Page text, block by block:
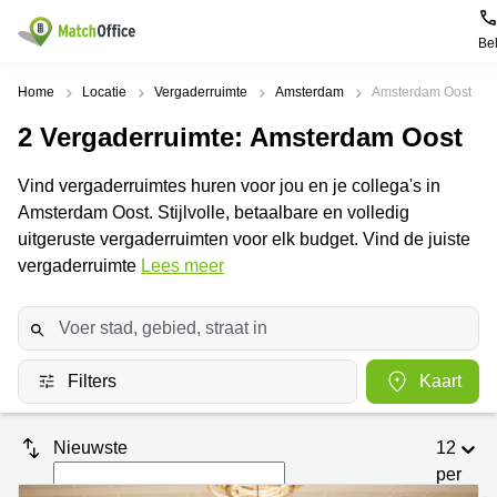
Bel
Huren / Verhuren
Productpagina's
Kantoorruimten
Business
Centers
Coworking
Vergaderruimten
Virtueel
Kantoor
Populaire
Alkmaar
Amsterdam
Oost
Amsterdam
Westpoort
Bergen
op
Zoom
Amersfoort
Breda
Populaire
Kantoorruimte
in Breda
Kantoor
Bergen
op
Zoom
Kantoor
huren
Kantoor
huren
Help
Over ons
Voeg je kantoorruimte toe
Huurprijs
Log in
Home Locatie Vergaderruimte Amsterdam Amsterdam Oost
2 Vergaderruimte: Amsterdam Oost
Vind vergaderruimtes huren voor jou en je collega's in
Amsterdam Oost. Stijlvolle, betaalbare en volledig
uitgeruste vergaderruimten voor elk budget. Vind de juiste
vergaderruimte Lees meer
Filters Kaart
Nieuwste
12
per